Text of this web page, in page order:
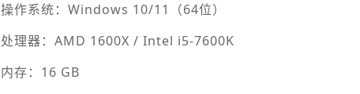
操作系统：Windows 10/11（64位）
处理器：AMD 1600X / Intel i5-7600K
内存：16 GB